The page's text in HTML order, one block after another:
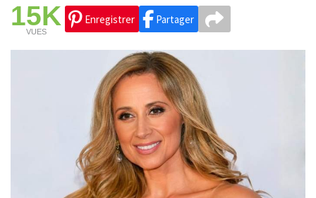
15K
VUES
Enregistrer Partager